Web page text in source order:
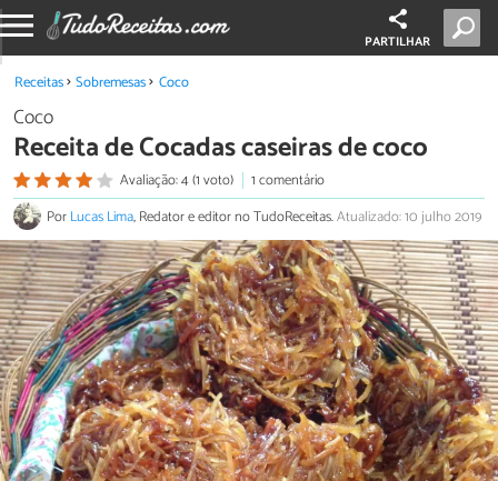
PARTILHAR
Receitas Sobremesas Coco
Coco
Receita de Cocadas caseiras de coco
Avaliação: 4 (1 voto)
1 comentário
PorLucas Lima, Redator e editor no TudoReceitas.Atualizado: 10 julho 2019